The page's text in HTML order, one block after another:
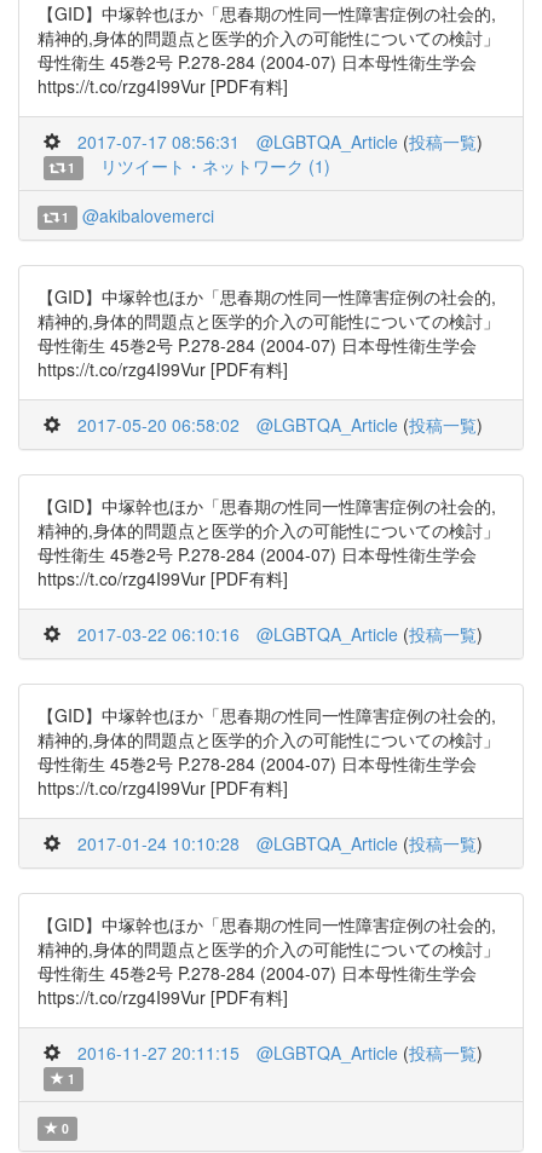
【GID】中塚幹也ほか「思春期の性同一性障害症例の社会的,
精神的,身体的問題点と医学的介入の可能性についての検討」
母性衛生 45巻2号 P.278-284 (2004-07) 日本母性衛生学会
https://t.co/rzg4I99Vur [PDF有料]
2017-07-17 08:56:31 @LGBTQA_Article (投稿一覧)
1 リツイート・ネットワーク (1)
1 @akibalovemerci
【GID】中塚幹也ほか「思春期の性同一性障害症例の社会的,
精神的,身体的問題点と医学的介入の可能性についての検討」
母性衛生 45巻2号 P.278-284 (2004-07) 日本母性衛生学会
https://t.co/rzg4I99Vur [PDF有料]
2017-05-20 06:58:02 @LGBTQA_Article (投稿一覧)
【GID】中塚幹也ほか「思春期の性同一性障害症例の社会的,
精神的,身体的問題点と医学的介入の可能性についての検討」
母性衛生 45巻2号 P.278-284 (2004-07) 日本母性衛生学会
https://t.co/rzg4I99Vur [PDF有料]
2017-03-22 06:10:16 @LGBTQA_Article (投稿一覧)
【GID】中塚幹也ほか「思春期の性同一性障害症例の社会的,
精神的,身体的問題点と医学的介入の可能性についての検討」
母性衛生 45巻2号 P.278-284 (2004-07) 日本母性衛生学会
https://t.co/rzg4I99Vur [PDF有料]
2017-01-24 10:10:28 @LGBTQA_Article (投稿一覧)
【GID】中塚幹也ほか「思春期の性同一性障害症例の社会的,
精神的,身体的問題点と医学的介入の可能性についての検討」
母性衛生 45巻2号 P.278-284 (2004-07) 日本母性衛生学会
https://t.co/rzg4I99Vur [PDF有料]
2016-11-27 20:11:15 @LGBTQA_Article (投稿一覧)
1
0